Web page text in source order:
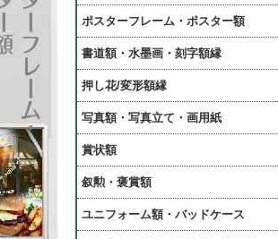
ポスターフレーム・ポスター額
書道額・水墨画・刻字額縁
押し花/変形額縁
写真額・写真立て・画用紙
賞状額
叙勲・褒賞額
ユニフォーム額・バッドケース